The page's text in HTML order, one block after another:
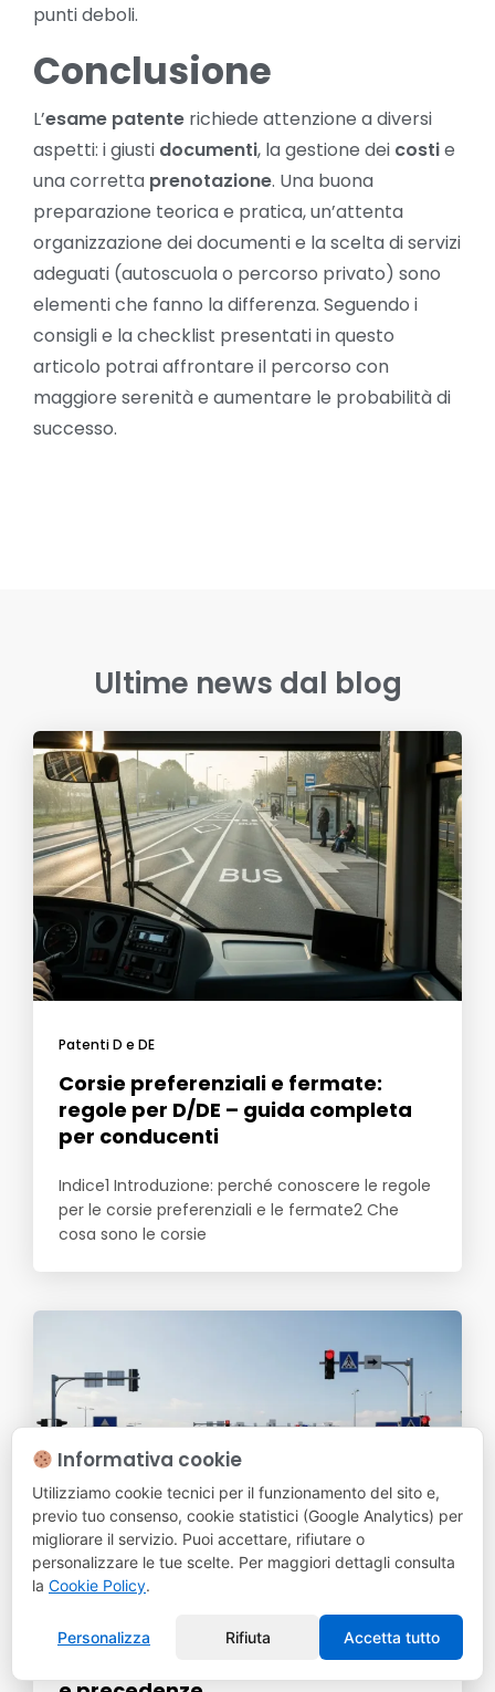
Informativa cookie
Utilizziamo cookie tecnici per il funzionamento del sito e,
previo tuo consenso, cookie statistici (Google Analytics) per
migliorare il servizio. Puoi accettare, rifiutare o
personalizzare le tue scelte. Per maggiori dettagli consulta
la Cookie Policy.
Personalizza Rifiuta Accetta tutto
punti deboli.
Conclusione
L’esame patente richiede attenzione a diversi
aspetti: i giusti documenti, la gestione dei costie
una corretta prenotazione. Una buona
preparazione teorica e pratica, un’attenta
organizzazione dei documenti e la scelta di servizi
adeguati (autoscuola o percorso privato) sono
elementi che fanno la differenza. Seguendo i
consigli e la checklist presentati in questo
articolo potrai affrontare il percorso con
maggiore serenità e aumentare le probabilità di
successo.
Ultime news dal blog
Patenti D e DE
Corsie preferenziali e fermate:
regole per D/DE – guida completa
per conducenti
Indice1 Introduzione: perché conoscere le regole
per le corsie preferenziali e le fermate2 Che
cosa sono le corsie
Quiz patente AM: segnali di pericolo